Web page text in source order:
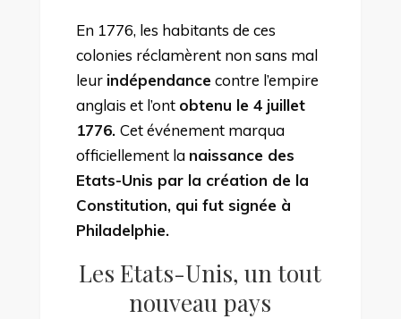
En 1776, les habitants de ces
colonies réclamèrent non sans mal
leur indépendancecontre l’empire
anglais et l’ont obtenu le 4 juillet
1776. Cet événement marqua
officiellement la naissance des
Etats-Unis par la création de la
Constitution, qui fut signée à
Philadelphie.
Les Etats-Unis, un tout
nouveau pays